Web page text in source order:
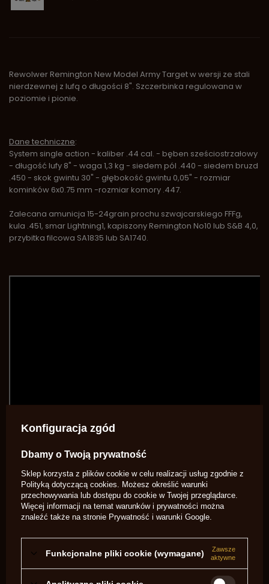
Rewolwer Remington New Model Army Target w wersji ze stali
nierdzewnej z lufą o długości 8". Szczerbinka regulowana w
poziomie i pionie.
Dane techniczne:
System single action - kaliber .44 cal. - bęben sześciostrzałowy
- długość lufy 8" - waga 1,3 kg - siedem pól .440 - siedem bruzd
.450 - skok gwintu 30" - głębokość gwintu 0,05" - rozmiar
kominków 6x0.75 mm -rozmiar komory .447.
Zalecana amunicja 15-24grain prochu szwajcarskiego FFFg,
kula .451, smar Lightning1, kapiszony Remington No10 lub S&B 4,0,
przybitka filcowa SA1835 lub SA1740.
Marka
Pietta
Konfiguracja zgód
Dbamy o Twoją prywatność
Sklep korzysta z plików cookie w celu realizacji usług zgodnie z
Polityką dotyczącą cookies . Możesz określić warunki
przechowywania lub dostępu do cookie w Twojej przeglądarce.
Więcej informacji na temat warunków i prywatności można
znaleźć także na stronie Prywatność i warunki Google
Funkcjonalne pliki cookie (wymagane)
Zawsze
aktywne